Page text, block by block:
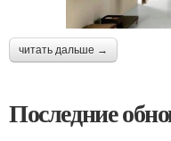
читать дальше →
Последние